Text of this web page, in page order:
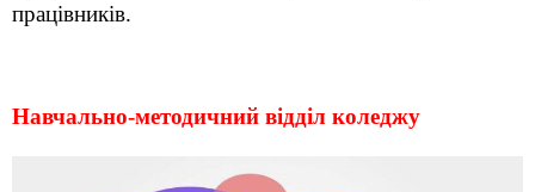
працівників.
Навчально-методичний відділ коледжу